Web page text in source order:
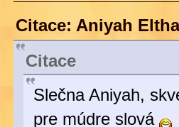
Citace: Aniyah
Citace
Slečna Aniyah,
pre múdre slová